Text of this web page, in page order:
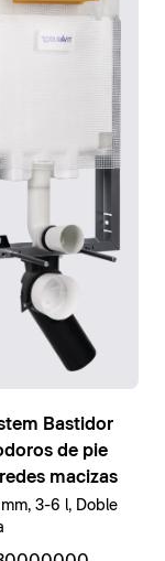
Bastidor
de pie
macizas
3-6 l, Doble